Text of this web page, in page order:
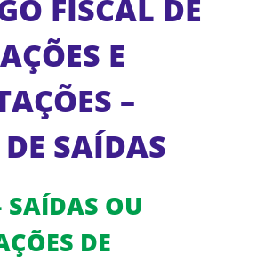
FISCAL DE
E
–
DE SAÍDAS
SAÍDAS OU
DE